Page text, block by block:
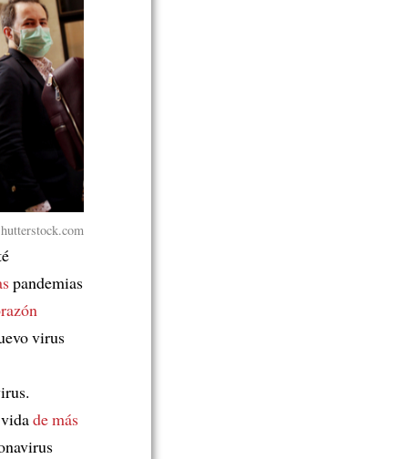
pandemias
virus
de más